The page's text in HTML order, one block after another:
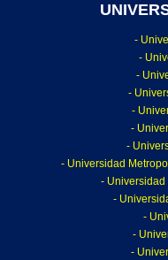
-
-
-
-
-
-
-
- Universidad
-
-
-
-
-